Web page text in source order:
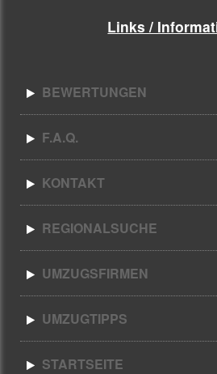
Links /
BEWERTUNGEN
F.A.Q.
KONTAKT
REGIONALSUCHE
UMZUGSFIRMEN
UMZUGTIPPS
STARTSEITE